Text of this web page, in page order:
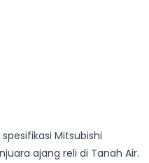
Mitsubishi
ajang reli di Tanah Air.